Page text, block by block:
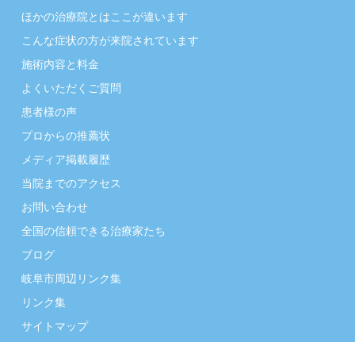
ほかの治療院とはここが違います
こんな症状の方が来院されています
施術内容と料金
よくいただくご質問
患者様の声
プロからの推薦状
メディア掲載履歴
当院までのアクセス
お問い合わせ
全国の信頼できる治療家たち
ブログ
岐阜市周辺リンク集
リンク集
サイトマップ